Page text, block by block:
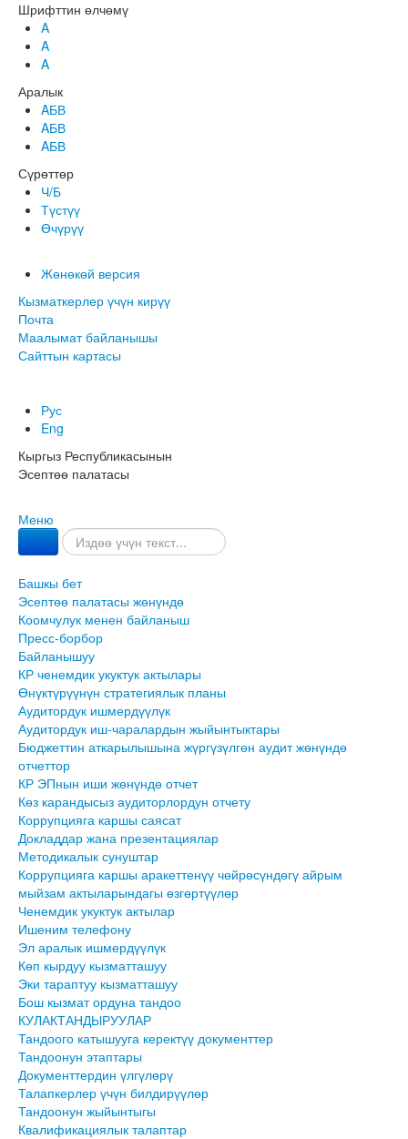
Шрифттин өлчөмү
A
A
A
Аралык
AБВ
AБВ
AБВ
Сүрөттөр
Ч/Б
Түстүү
Өчүрүү
Жөнөкөй версия
Кызматкерлер үчүн кирүү
Почта
Маалымат байланышы
Сайттын картасы
Рус
Eng
Кыргыз Республикасынын
Эсептөө палатасы
Меню
Башкы бет
Эсептөө палатасы жөнүндө
Коомчулук менен байланыш
Пресс-борбор
Байланышуу
КР ченемдик укуктук актылары
Өнүктүрүүнүн стратегиялык планы
Аудитордук ишмердүүлүк
Аудитордук иш-чаралардын жыйынтыктары
Бюджеттин аткарылышына жүргүзүлгөн аудит жөнүндө
отчеттор
КР ЭПнын иши жөнүндө отчет
Көз карандысыз аудиторлордун отчету
Коррупцияга каршы саясат
Докладдар жана презентациялар
Методикалык сунуштар
Коррупцияга каршы аракеттенүү чөйрөсүндөгү айрым
мыйзам актыларындагы өзгөртүүлөр
Ченемдик укуктук актылар
Ишеним телефону
Эл аралык ишмердүүлүк
Көп кырдуу кызматташуу
Эки тараптуу кызматташуу
Бош кызмат ордуна тандоо
КУЛАКТАНДЫРУУЛАР
Тандоого катышууга керектүү документтер
Тандоонун этаптары
Документтердин үлгүлөрү
Талапкерлер үчүн билдирүүлөр
Тандоонун жыйынтыгы
Квалификациялык талаптар